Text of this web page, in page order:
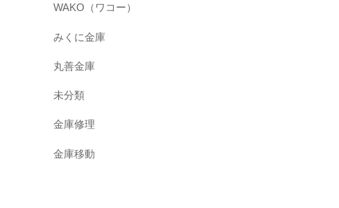
WAKO（ワコー）
みくに金庫
丸善金庫
未分類
金庫修理
金庫移動